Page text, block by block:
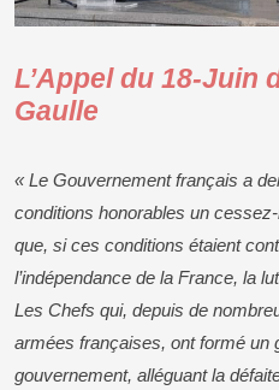
L’Appel du 18-Juin
Gaulle
« Le Gouvernement français a
conditions honorables un
que, si ces conditions étaient
l’indépendance de la France, la
Les Chefs qui, depuis de
armées françaises, ont formé un
gouvernement, alléguant la